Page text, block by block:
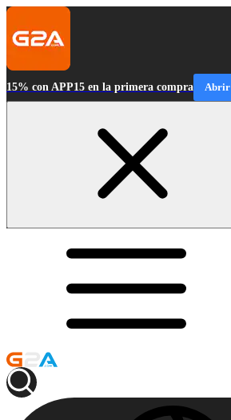
15% con APP15 en la primera compra Abrir